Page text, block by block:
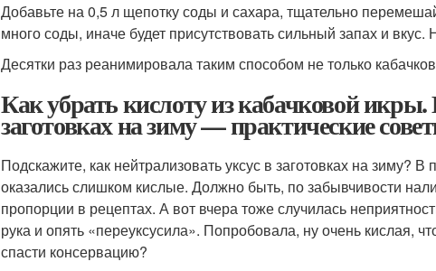
Добавьте на 0,5 л щепотку соды и сахара, тщательно
много соды, иначе будет присутствовать сильный запах и
Десятки раз реанимировала таким способом не только
Как убрать кислоту из кабачковой икры.
заготовках на зиму — практические
Подскажите, как нейтрализовать уксус в заготовках на зиму?
оказались слишком кислые. Должно быть, по забывчивости
пропорции в рецептах. А вот вчера тоже случилась
рука и опять «переуксусила». Попробовала, ну очень кислая,
спасти консервацию?